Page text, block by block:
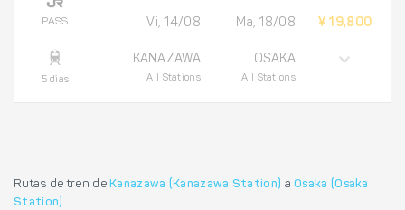
PASS
5 días
Vi, 14/08
KANAZAWA
All Stations
Ma, 18/08
OSAKA
All Stations
¥ 19,800
Rutas de tren de Kanazawa (Kanazawa Station) aOsaka (Osaka
Station)